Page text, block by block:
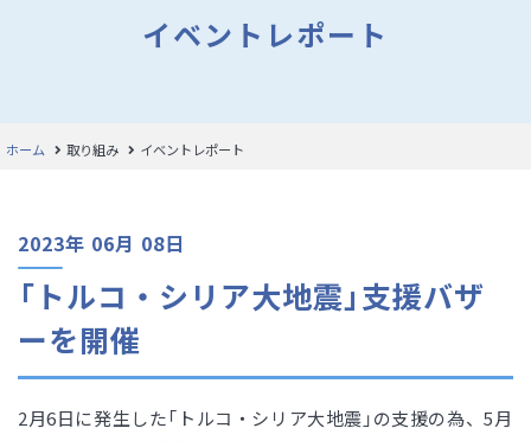
イベントレポート
ホーム 取り組み イベントレポート
2023年 06月 08日
「トルコ・シリア大地震」支援バザ
ーを開催
2月6日に発生した「トルコ・シリア大地震」の支援の為、5月